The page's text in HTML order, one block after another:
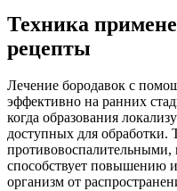
Техника
рецепты
Лечение бородавок с
эффективно на ранних
когда образования
доступных для обработки.
способствует
организм от